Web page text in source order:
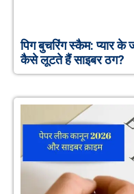
पिग बुचरिंग स्कैम: प्यार
कैसे लूटते हैं साइबर ठग?